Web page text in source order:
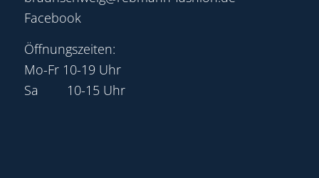
Facebook
Öffnungszeiten:
Mo-Fr 10-19 Uhr
Sa 10-15 Uhr